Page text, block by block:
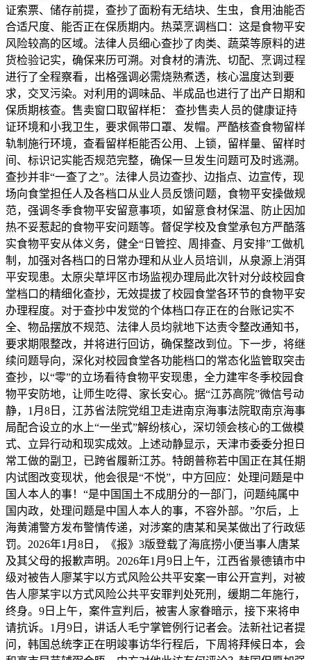
证索票、储存前提，查抄了面粉有无结块、生虫，食用油能否
合适尺度、能否正在保质期内。热菜烹调档口：这是食物平安
风险较高的区域。法律人员细心查抄了肉类、蔬菜等原料的进
货检验记实，确保来历可溯。对食材的清洗、切配、烹调过程
进行了全程察看，出格强调必需烧熟煮透，核心温度达到要
求，交叉污染。对利用的调味品、半成品也进行了出产日期和
保质期核查。售卖窗口取留样柜： 查抄售卖人员的健康证持
证环境和小我卫生，要求佩带口罩、发帽。严酷核查食物留样
轨制施行环境，查看留样柜能否公用、上锁，留样量、留样时
间、标识记实能否规范完整，确保一旦发生问题可及时逃溯。
查抄并非“一查了之”。法律人员边查抄、边指点、边宣传，现
场向食堂担任人及各档口从业人员反馈问题，食物平安操做规
范，强调冬季食物平安留意事项，如留意食材保温、防止因加
热不妥惹起的食物平安问题等。督促学校及食堂承包方严酷落
实食物平安从体义务，健全“日管控、周排查、月安排”工做机
制，加强对各档口的日常办理和从业人员培训，从泉源上消弭
平安现患。太原尖草坪区市场监视办理局此次针对分歧校园食
堂档口的精细化查抄，无效提拔了校园食堂各环节的食物平安
办理程度。对于查抄中发觉的个体档口存正在的台账记实不
全、物品摆放不规范、法律人员均就地下达责令整改通知书，
要求期限整改，并将进行回访，确保整改到位。下一步，将继
续问题导向，深化对校园食堂各功能档口的常态化监管取突击
查抄，以“零”的立场看待食物平安现患，全力建牢冬季校园食
物平安防地，让师生吃得、家长安心。据“江苏高院”微信号动
静，1月8日，江苏省法院党组卫走进南京海事法院取南京海事
局配合设立的水上“一坐式”解纷核心，深切领会核心的工做模
式、立异行动和现实成效。上述动静显示，天津市委委分担日
常工做的副卫，已跨省履新江苏。特朗普称若中国正在其任期
内试图改变现状，他会很是“不悦”，中方回应：处理问题是中
国人本人的事！“是中国国土不成朋分的一部门，问题纯属中
国内政，处理问题是中国人本人的事，不容外部。”尔后，上
海黄浦警方发布警情传递，对涉案的唐某和吴某做出了行政惩
罚。2026年1月8日，《报》3版登载了海底捞小便当事人唐某
及其父母的报歉声明。2026年1月9日上午，江西省景德镇市中
级对被告人廖某宇以方式风险公共平安案一审公开宣判，对被
告人廖某宇以方式风险公共平安罪判处死刑，缓期二年施行，
终身。9日上午，案件宣判后，被害人家眷暗示，接下来将申
请抗诉。1月9日，讲话人毛宁掌管例行记者会。法新社记者提
问，韩国总统李正在明竣事访华行程后，下周将拜候日本，会